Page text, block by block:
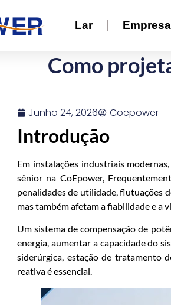
Lar Empresa
Como
Junho 24, 2026 Coepower
Introdução
Em instalações industriais
sênior na CoEpower,
penalidades de utilidade, flutuações
mas também afetam a fiabilidade e a
Um sistema de compensação de
energia, aumentar a capacidade do
siderúrgica, estação de tratamento
reativa é essencial.